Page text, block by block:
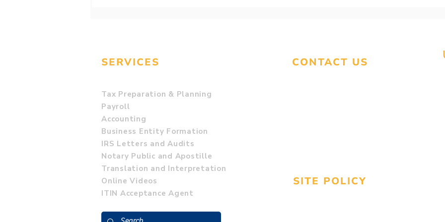
SERVICES CONTACT US
Tax Preparation & Planning
Payroll
Accounting
Business Entity Formation
IRS Letters and Audits
Notary Public and Apostille
Translation and Interpretation
Online Videos
ITIN Acceptance Agent
SITE POLICY